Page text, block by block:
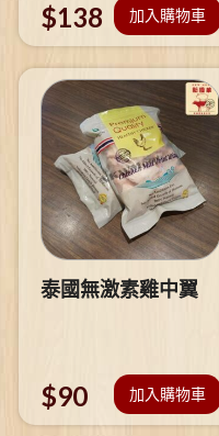
$138 加入購物車
泰國無激素雞中翼
$90 加入購物車